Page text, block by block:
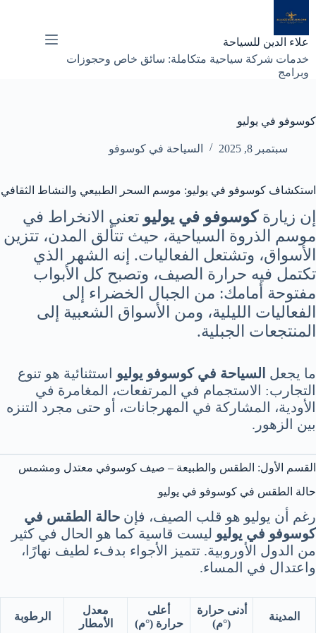
إلى
المحتوى
علاء الدين للسياحة
خدمات شركة سياحية متكاملة: سائق خاص وحجوزات
وبرامج
كوسوفو في يوليو
سبتمبر 8, 2025 السياحة في كوسوفو
استكشاف كوسوفو في يوليو: موسم السحر الطبيعي والنشاط الثقافي
إن زيارةكوسوفو في يوليو تعني الانخراط في
موسم الذروة السياحية، حيث تتألق المدن، تتزين
الأسواق، وتشتعل الفعاليات. إنه الشهر الذي
تكتمل فيه حرارة الصيف، وتصبح كل الأبواب
مفتوحة أمامك: من الجبال الخضراء إلى
الفعاليات الليلية، ومن الأسواق الشعبية إلى
المنتجعات الجبلية.
ما يجعل السياحة في كوسوفو يوليو استثنائية هو تنوع
التجارب: الاستجمام في المرتفعات، المغامرة في
الأودية، المشاركة في المهرجانات، أو حتى مجرد التنزه
بين الزهور.
القسم الأول: الطقس والطبيعة – صيف كوسوفي معتدل ومشمس
حالة الطقس في كوسوفو في يوليو
رغم أن يوليو هو قلب الصيف، فإن حالة الطقس في
كوسوفو في يوليو ليست قاسية كما هو الحال في كثير
من الدول الأوروبية. تتميز الأجواء بدفء لطيف نهارًا،
واعتدال في المساء.
المدينة
أدنى حرارة
(°م)
أعلى
حرارة (°م)
معدل
الأمطار
الرطوبة